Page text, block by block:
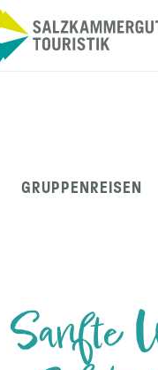
GRUPPENREISEN